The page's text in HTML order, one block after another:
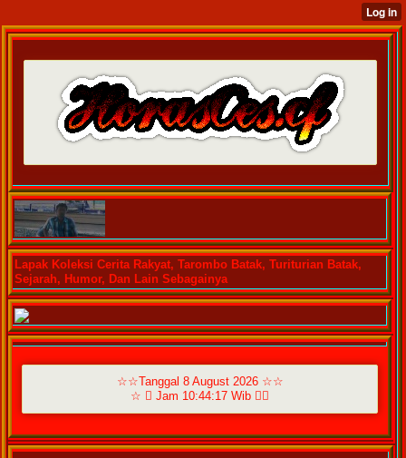
Lapak Koleksi Cerita Rakyat, Tarombo Batak, Turiturian Batak,
Sejarah, Humor, Dan Lain Sebagainya
☆☆Tanggal 8 August 2026 ☆☆
☆  Jam 10:44:17 Wib ☆